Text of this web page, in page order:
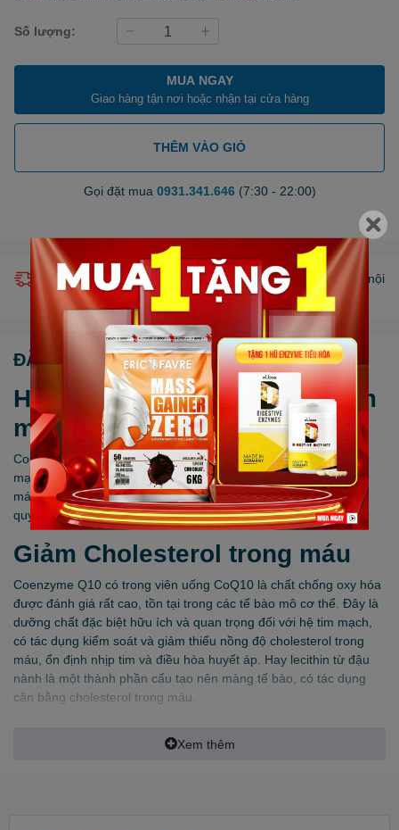
Số lượng:
MUA NGAY
Giao hàng tận nơi hoặc nhận tại cửa hàng
THÊM VÀO GIỎ
Gọi đặt mua 0931.341.646(7:30 - 22:00)
Giao hàng miễn phí nội thành HCM (chỉ áp dụng khu vực nội
thành bán kính 10km) *Chỉ áp dụng một số sản phẩm.
ĐẶC ĐIỂM NỔI BẬT
Hỗ trợ chăm sóc sức khỏe tim
mạch hiệu quả
CoQ10 là thực phẩm có tác dụng hỗ trợ bảo vệ sức khỏe tim
mạch, làm chậm quá trình oxy hóa, kiểm soát cholesterol trong
máu hiệu quả, từ đó ngăn ngừa các biến chứng suy tim và đột
quỵ và giúp cơ thể khỏe mạnh.
Giảm Cholesterol trong máu
Coenzyme Q10 có trong viên uống CoQ10 là chất chống oxy hóa
được đánh giá rất cao, tồn tại trong các tế bào mô cơ thể. Đây là
dưỡng chất đặc biệt hữu ích và quan trọng đối với hệ tim mạch,
có tác dụng kiểm soát và giảm thiểu nồng độ cholesterol trong
máu, ổn định nhịp tim và điều hòa huyết áp. Hay lecithin từ đậu
nành là một thành phần cấu tạo nên màng tế bào, có tác dụng
cân bằng cholesterol trong máu.
thành mạch máu luôn mềm, đàn hồi tốt, hỗ trợ quá trình lưu
Xem thêm